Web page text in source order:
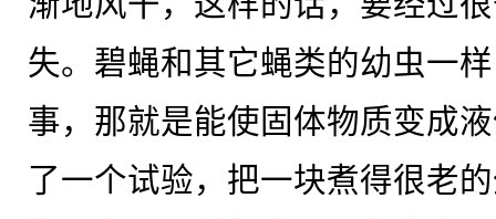
失。碧蝇和其它蝇类的幼虫一
事，那就是能使固体物质变成
了一个试验，把一块煮得很老